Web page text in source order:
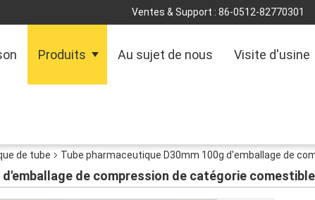
Ventes & Support : 86-0512-82770301
Produits Au sujet de nous Visite d'usine
de tube Tube pharmaceutique D30mm 100g d'emballage de
d'emballage de compression de catégorie comestible